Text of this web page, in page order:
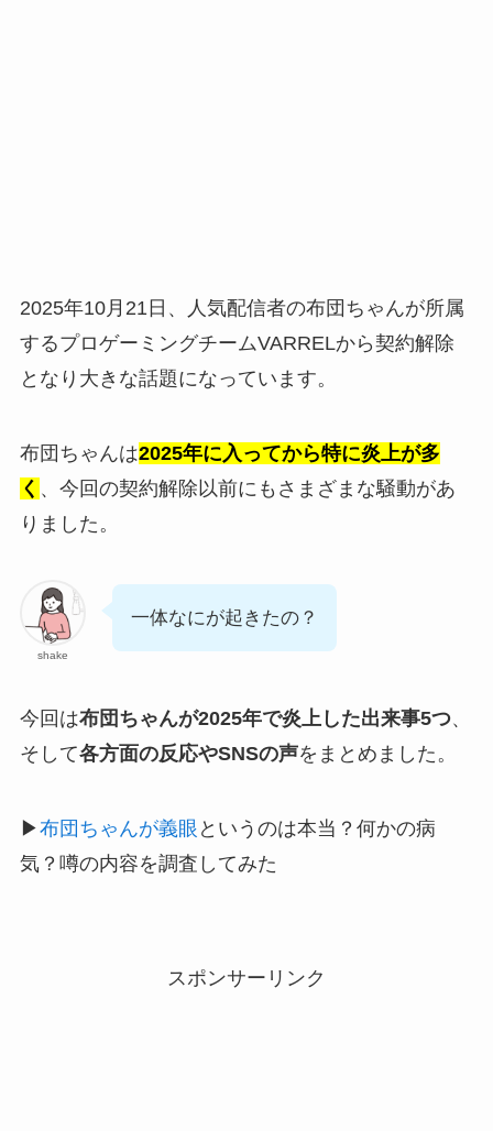
2025年10月21日、人気配信者の布団ちゃんが所属
するプロゲーミングチームVARRELから契約解除
となり大きな話題になっています。
布団ちゃんは2025年に入ってから特に炎上が多
く 、今回の契約解除以前にもさまざまな騒動があ
りました。
shake
一体なにが起きたの？
今回は布団ちゃんが2025年で炎上した出来事5つ、
そして各方面の反応やSNSの声をまとめました。
▶︎布団ちゃんが義眼 というのは本当？何かの病
気？噂の内容を調査してみた
スポンサーリンク